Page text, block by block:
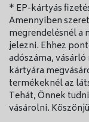
* EP-kártyás
Amennyiben
megrendelésnél a
jelezni. Ehhez
adószáma, vásárló
kártyára
termékeknél az
Tehát, Önnek
vásárolni.